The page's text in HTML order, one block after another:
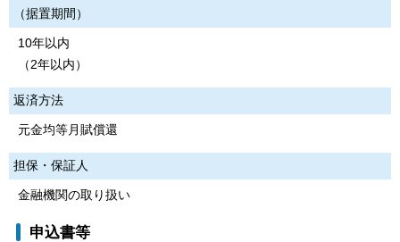
（据置期間）
10年以内
（2年以内）
返済方法
元金均等月賦償還
担保・保証人
金融機関の取り扱い
申込書等